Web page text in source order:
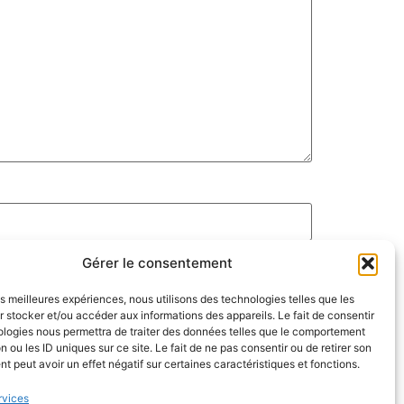
Gérer le consentement
meilleures expériences, nous utilisons des technologies telles que les
stocker et/ou accéder aux informations des appareils. Le fait de consentir
nous permettra de traiter des données telles que le comportement
ou les ID uniques sur ce site. Le fait de ne pas consentir ou de retirer son
peut avoir un effet négatif sur certaines caractéristiques et fonctions.